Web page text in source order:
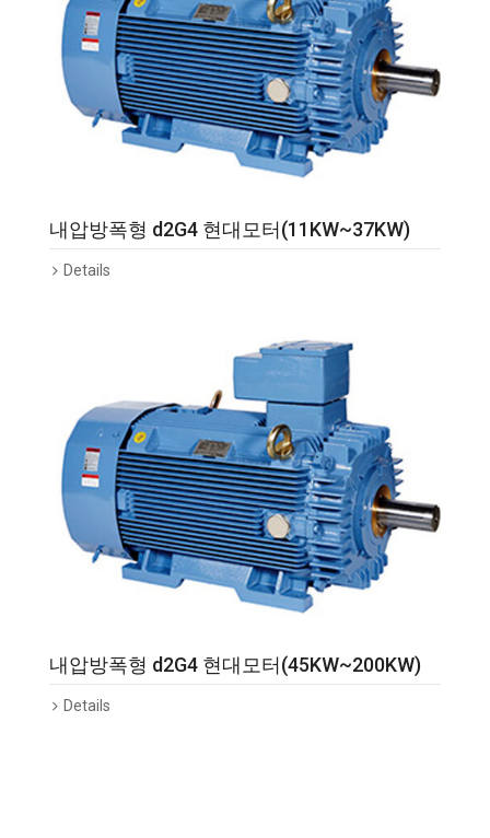
내압방폭형 d2G4 현대모터(11KW~37KW)
Details
내압방폭형 d2G4 현대모터(45KW~200KW)
Details